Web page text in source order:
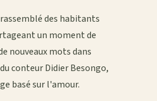
des habitants
un moment de
nouveaux mots dans
conteur Didier Besongo,
basé sur l'amour.